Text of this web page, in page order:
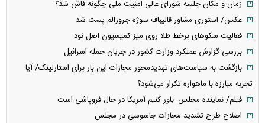
زمان و مکان جلسه شورای عالی امنیت ملی چگونه فاش شد؟
عکس/ استوری مشاور قالیباف سوژه جروزالم پست شد
فعالیت سکو‌های برخط طلا روی میز کمیسیون اصل نود
بررسی گزارش عملکرد وزارت کشور در جریان حمله اسرائیل
بازگشت به سیاست‌های تهدید‌محور مجازات این بار برای استارلینک/ آیا
تجربه مبارزه با ماهواره تکرار می‌شود؟
فیلم/ نماینده مجلس: باور کنیم آمریکا در حال فروپاشی است
اصلاح طرح تشدید مجازات جاسوسی در مجلس